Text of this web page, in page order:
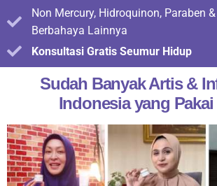
Non Mercury, Hidroquinon, Paraben
Berbahaya Lainnya
Konsultasi Gratis Seumur Hidup
Sudah Banyak Artis &
Indonesia yang